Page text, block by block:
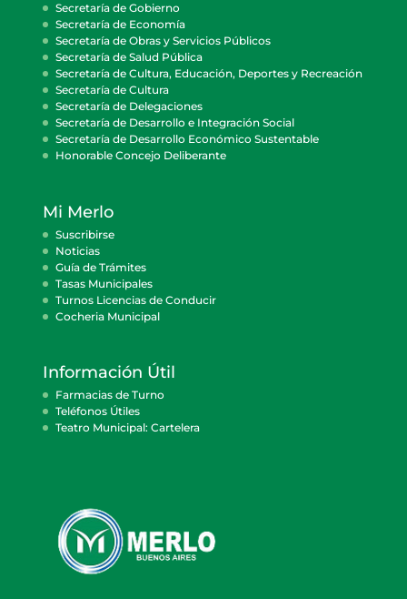
Secretaría de Gobierno
Secretaría de Economía
Secretaría de Obras y Servicios Públicos
Secretaría de Salud Pública
Secretaría de Cultura, Educación, Deportes y Recreación
Secretaría de Cultura
Secretaría de Delegaciones
Secretaría de Desarrollo e Integración Social
Secretaría de Desarrollo Económico Sustentable
Honorable Concejo Deliberante
Mi Merlo
Suscribirse
Noticias
Guía de Trámites
Tasas Municipales
Turnos Licencias de Conducir
Cocheria Municipal
Información Útil
Farmacias de Turno
Teléfonos Útiles
Teatro Municipal: Cartelera